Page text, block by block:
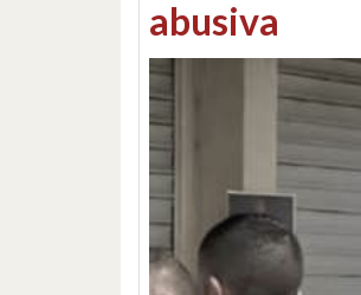
Redazione